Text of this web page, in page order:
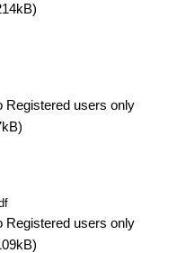
Registered users only
Registered users only